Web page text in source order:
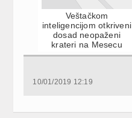
Veštačkom
inteligencijom otkriveni
dosad neopaženi
krateri na Mesecu
10/01/2019 12:19